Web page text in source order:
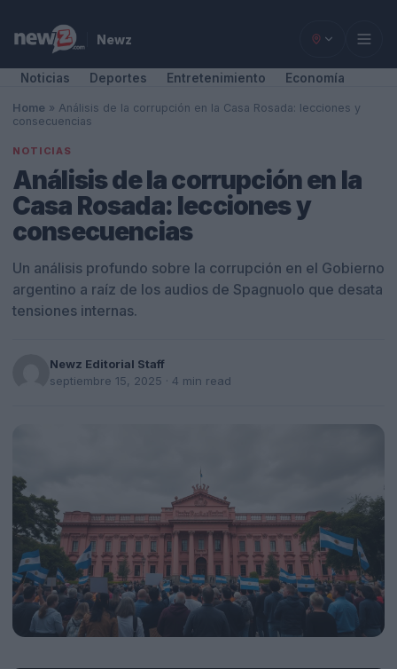
Newz
Noticias Deportes Entretenimiento Economía
Home » Análisis de la corrupción en la Casa Rosada: lecciones y
consecuencias
NOTICIAS
Análisis de la corrupción en la
Casa Rosada: lecciones y
consecuencias
Un análisis profundo sobre la corrupción en el Gobierno
argentino a raíz de los audios de Spagnuolo que desata
tensiones internas.
Newz Editorial Staff
septiembre 15, 2025 · 4 min read